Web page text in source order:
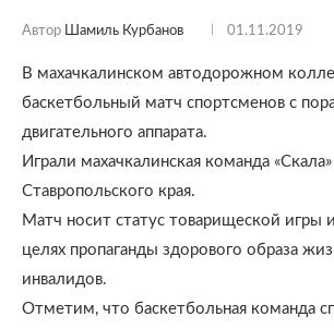
Автор Шамиль Курбанов 01.11.2019
В махачкалинском автодорожном
баскетбольный матч спортсменов с
двигательного аппарата.
Играли махачкалинская команда
Ставропольского края.
Матч носит статус товарищеской игры
целях пропаганды здорового образа
инвалидов.
Отметим, что баскетбольная команда